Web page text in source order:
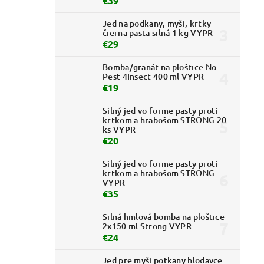
Jed na podkany, myši, krtky
čierna pasta silná 1 kg VYPR
€29
Bomba/granát na ploštice No-
Pest 4Insect 400 ml VYPR
€19
Silný jed vo forme pasty proti
krtkom a hrabošom STRONG 20
ks VYPR
€20
Silný jed vo forme pasty proti
krtkom a hrabošom STRONG
VYPR
€35
Silná hmlová bomba na ploštice
2x150 ml Strong VYPR
€24
Jed pre myši potkany hlodavce